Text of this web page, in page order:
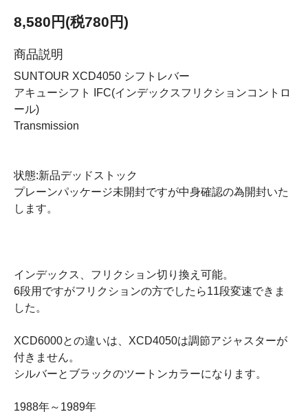
8,580円(税780円)
商品説明
SUNTOUR XCD4050 シフトレバー
アキューシフト IFC(インデックスフリクションコントロ
ール)
Transmission
状態:新品デッドストック
プレーンパッケージ未開封ですが中身確認の為開封いた
します。
インデックス、フリクション切り換え可能。
6段用ですがフリクションの方でしたら11段変速できま
した。
XCD6000との違いは、XCD4050は調節アジャスターが
付きません。
シルバーとブラックのツートンカラーになります。
1988年～1989年